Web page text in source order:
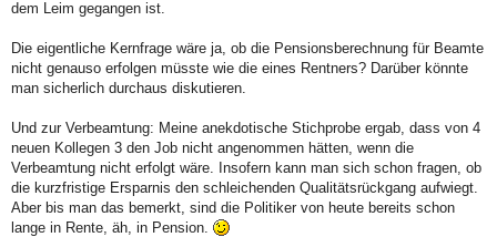
dem Leim gegangen ist.
Die eigentliche Kernfrage wäre ja, ob die Pensionsberechnung für Beamte
nicht genauso erfolgen müsste wie die eines Rentners? Darüber könnte
man sicherlich durchaus diskutieren.
Und zur Verbeamtung: Meine anekdotische Stichprobe ergab, dass von 4
neuen Kollegen 3 den Job nicht angenommen hätten, wenn die
Verbeamtung nicht erfolgt wäre. Insofern kann man sich schon fragen, ob
die kurzfristige Ersparnis den schleichenden Qualitätsrückgang aufwiegt.
Aber bis man das bemerkt, sind die Politiker von heute bereits schon
lange in Rente, äh, in Pension.